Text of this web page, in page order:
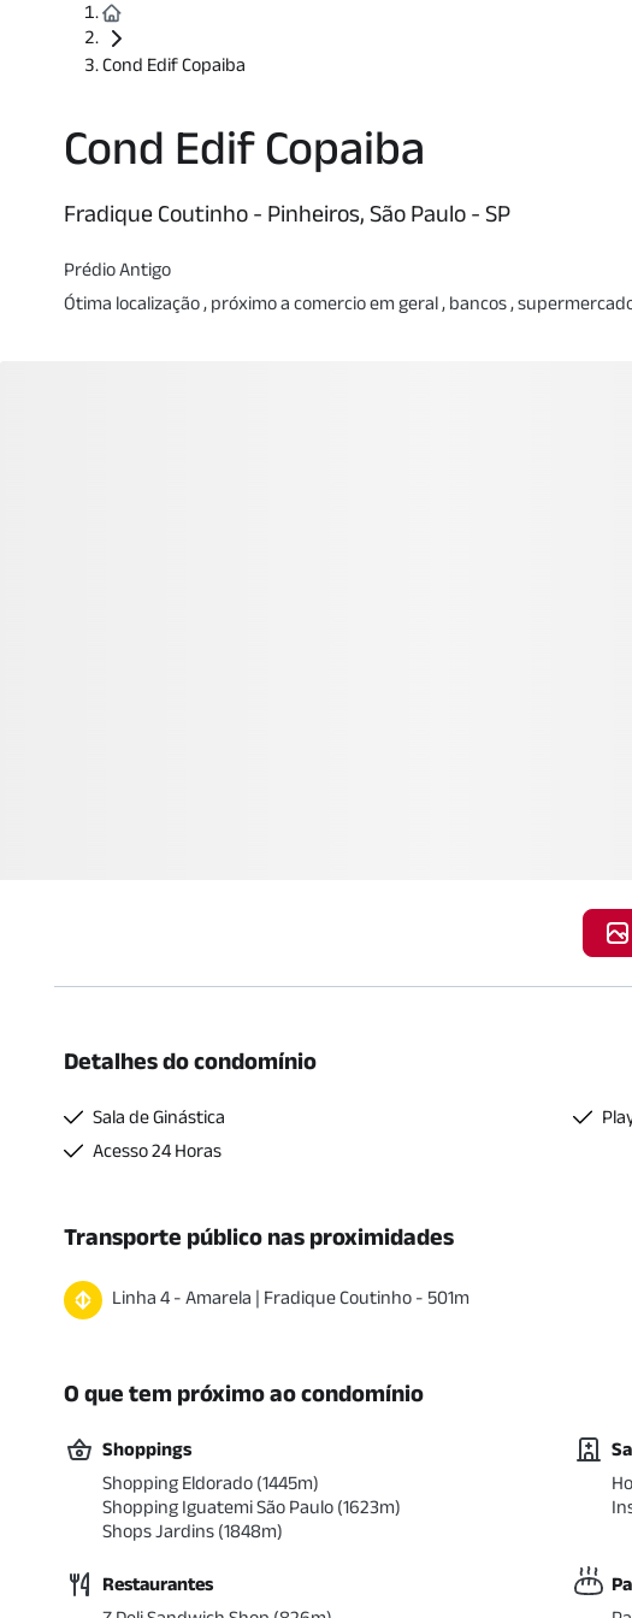
Cond Edif Copaiba
Cond Edif Copaiba
Fradique Coutinho - Pinheiros, São Paulo - SP
Prédio Antigo
Ótima localização , próximo a comercio em geral , bancos ,
Detalhes do condomínio
Sala de Ginástica
Acesso 24 Horas
Transporte público nas proximidades
Linha 4 - Amarela | Fradique Coutinho - 501m
O que tem próximo ao condomínio
Shoppings
Shopping Eldorado (1445m)
Shopping Iguatemi São Paulo (1623m)
Shops Jardins (1848m)
Restaurantes